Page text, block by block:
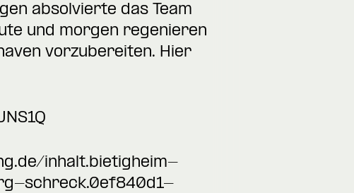
absolvierte das Team
und morgen regenieren
vorzubereiten. Hier
inhalt.bietigheim-
schreck.0ef840d1-